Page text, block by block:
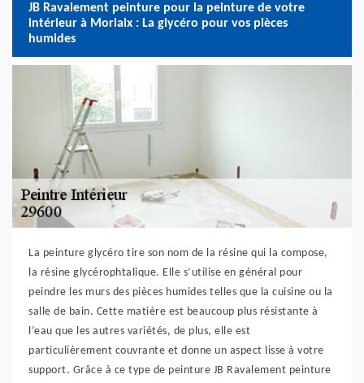
JB Ravalement peinture pour la peinture de votre
intérieur à Morlaix : La glycéro pour vos pièces
humides
La peinture glycéro tire son nom de la résine qui la compose,
la résine glycérophtalique. Elle s’utilise en général pour
peindre les murs des pièces humides telles que la cuisine ou la
salle de bain. Cette matière est beaucoup plus résistante à
l’eau que les autres variétés, de plus, elle est
particulièrement couvrante et donne un aspect lisse à votre
support. Grâce à ce type de peinture JB Ravalement peinture